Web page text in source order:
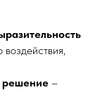
воздействия,
решение –